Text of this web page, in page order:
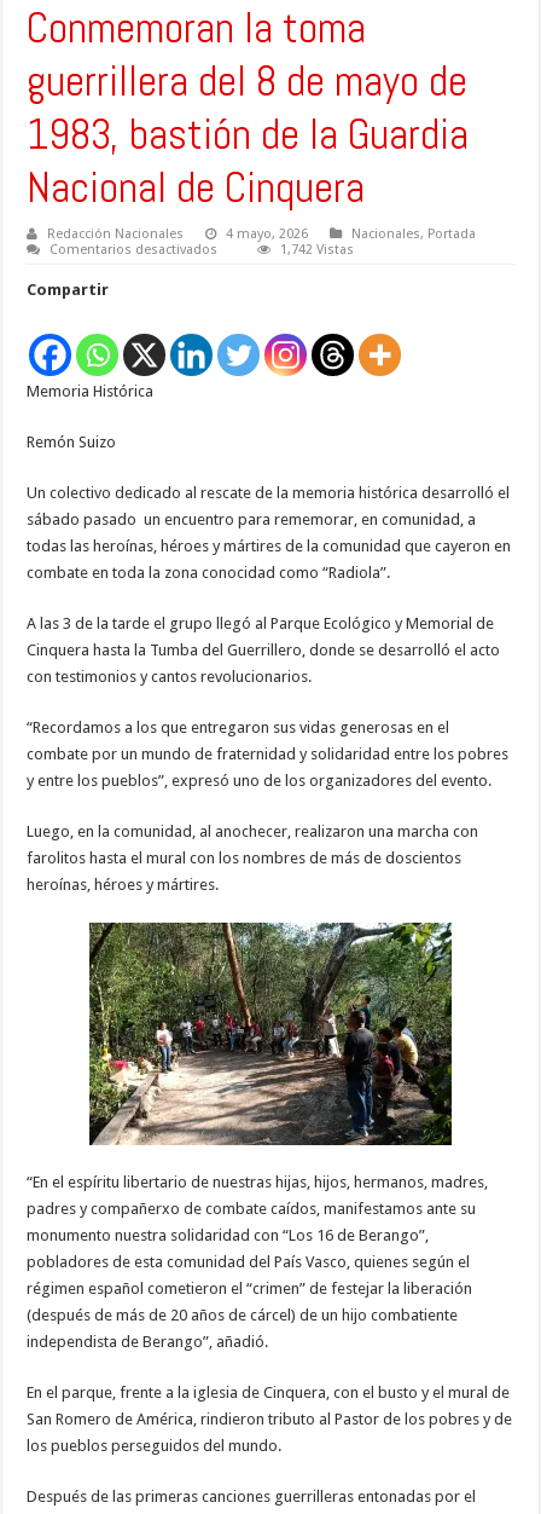
Conmemoran la toma
guerrillera del 8 de mayo de
1983, bastión de la Guardia
Nacional de Cinquera
Redacción Nacionales 4 mayo, 2026 Nacionales, Portada
Comentarios desactivados
8
de
mayo
Nacional
de
Cinquera
1,742 Vistas
Compartir
Memoria Histórica
Remón Suizo
Un colectivo dedicado al rescate de la memoria histórica desarrolló el
sábado pasado un encuentro para rememorar, en comunidad, a
todas las heroínas, héroes y mártires de la comunidad que cayeron en
combate en toda la zona conocidad como “Radiola”.
A las 3 de la tarde el grupo llegó al Parque Ecológico y Memorial de
Cinquera hasta la Tumba del Guerrillero, donde se desarrolló el acto
con testimonios y cantos revolucionarios.
“Recordamos a los que entregaron sus vidas generosas en el
combate por un mundo de fraternidad y solidaridad entre los pobres
y entre los pueblos”, expresó uno de los organizadores del evento.
Luego, en la comunidad, al anochecer, realizaron una marcha con
farolitos hasta el mural con los nombres de más de doscientos
heroínas, héroes y mártires.
“En el espíritu libertario de nuestras hijas, hijos, hermanos, madres,
padres y compañerxo de combate caídos, manifestamos ante su
monumento nuestra solidaridad con “Los 16 de Berango”,
pobladores de esta comunidad del País Vasco, quienes según el
régimen español cometieron el “crimen” de festejar la liberación
(después de más de 20 años de cárcel) de un hijo combatiente
independista de Berango”, añadió.
En el parque, frente a la iglesia de Cinquera, con el busto y el mural de
San Romero de América, rindieron tributo al Pastor de los pobres y de
los pueblos perseguidos del mundo.
Después de las primeras canciones guerrilleras entonadas por el